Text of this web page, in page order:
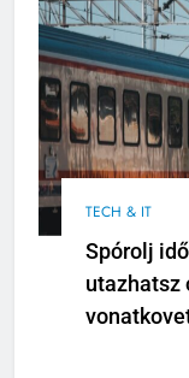
TECH & IT
Spórolj
utazhatsz